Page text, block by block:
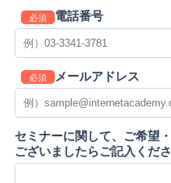
必須 電話番号
必須 メールアドレス
セミナーに関して、ご希望
ございましたらご記入くださ